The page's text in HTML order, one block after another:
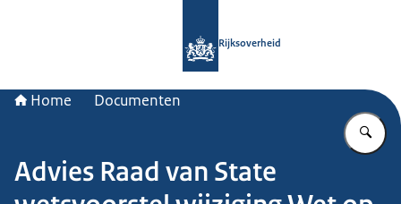
Rijksoverheid
Home Documenten
Advies Raad van State